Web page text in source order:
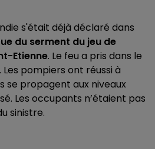
s'était déjà déclaré dans
du serment du jeu de
Etienne. Le feu a pris dans le
Les pompiers ont réussi à
se propagent aux niveaux
Les occupants n’étaient pas
sinistre.